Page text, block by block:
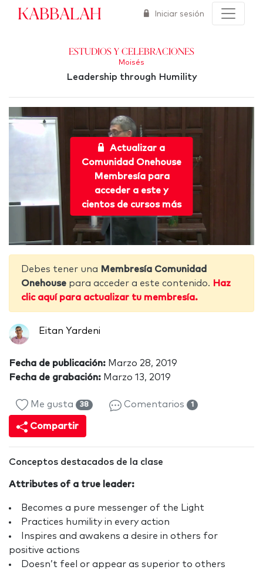
Kabbalah Iniciar sesión
Estudios y Celebraciones
Moisés
Leadership through Humility
Actualizar a
Comunidad Onehouse
Membresía para
acceder a este y
cientos de cursos más
Debes tener una Membresía Comunidad
Onehouse para acceder a este contenido. Haz
clic aquí para actualizar tu membresía.
Eitan Yardeni
Fecha de publicación: Marzo 28, 2019
Fecha de grabación: Marzo 13, 2019
Me gusta 38 Comentarios 1
Compartir
Conceptos destacados de la clase
Attributes of a true leader:
Becomes a pure messenger of the Light
Practices humility in every action
Inspires and awakens a desire in others for
positive actions
Doesn’t feel or appear as superior to others